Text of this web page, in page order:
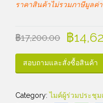
ราคาสินค้าไม่รวมภาษีมูลค่า
฿17,200.00 ฿
สอบถามและสั่งซื้อสินค้า
Category:ไมค์ผู้ร่วมประชุ